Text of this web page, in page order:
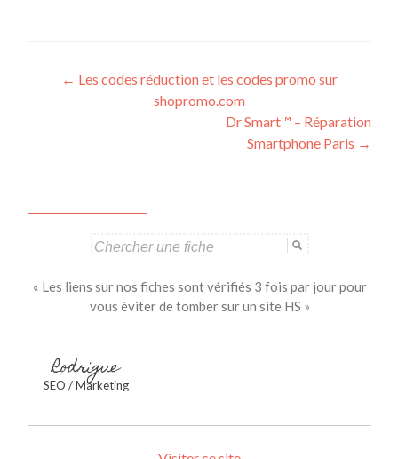
Navigation
← Les codes réduction et les codes promo sur
shopromo.com
Dr Smart™ – Réparation
Smartphone Paris →
« Les liens sur nos fiches sont vérifiés 3 fois par jour pour
vous éviter de tomber sur un site HS »
Rodrigue
SEO / Marketing